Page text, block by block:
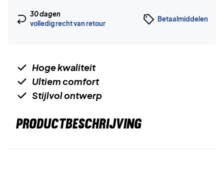
30 dagen
volledig recht van retour
Betaalmiddelen
Hoge kwaliteit
Ultiem comfort
Stijlvol ontwerp
PRODUCTBESCHRIJVING